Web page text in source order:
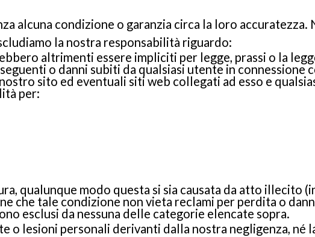
alcuna condizione o garanzia circa la loro accuratezza.
la nostra responsabilità riguardo:
altrimenti essere impliciti per legge, prassi o la
o danni subiti da qualsiasi utente in connessione
sito ed eventuali siti web collegati ad esso e
per:
qualunque modo questa si sia causata da atto illecito
che tale condizione non vieta reclami per perdita o
esclusi da nessuna delle categorie elencate sopra.
o lesioni personali derivanti dalla nostra negligenza, né